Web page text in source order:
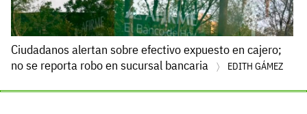
Ciudadanos alertan sobre efectivo expuesto en cajero;
no se reporta robo en sucursal bancaria
EDITH GÁMEZ